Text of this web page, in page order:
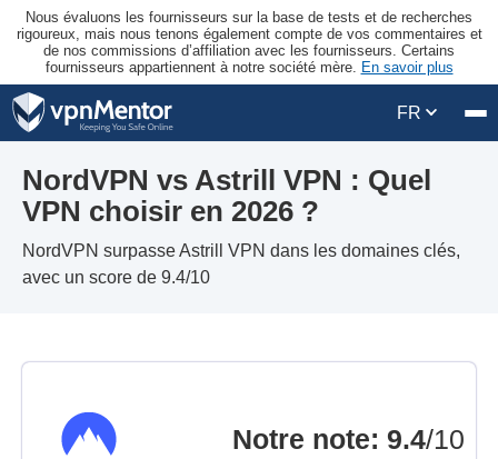
Nous évaluons les fournisseurs sur la base de tests et de recherches
rigoureux, mais nous tenons également compte de vos commentaires et
de nos commissions d’affiliation avec les fournisseurs. Certains
fournisseurs appartiennent à notre société mère. En savoir plus
FR
NordVPN vs Astrill VPN : Quel
VPN choisir en 2026 ?
NordVPN surpasse Astrill VPN dans les domaines clés,
avec un score de 9.4/10
Notre note: 9.4/10